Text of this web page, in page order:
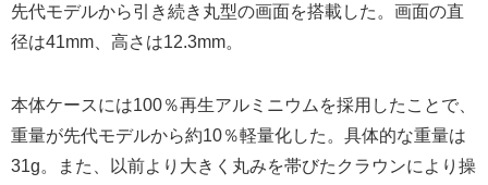
先代モデルから引き続き丸型の画面を搭載した。画面の直
径は41mm、高さは12.3mm。
本体ケースには100％再生アルミニウムを採用したことで、
重量が先代モデルから約10％軽量化した。具体的な重量は
31g。また、以前より大きく丸みを帯びたクラウンにより操